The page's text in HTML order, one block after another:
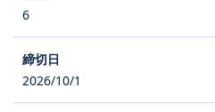
6
2026/10/1